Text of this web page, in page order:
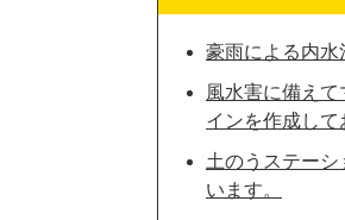
豪雨による内水
風水害に備え
インを作成して
土のうステーシ
います。